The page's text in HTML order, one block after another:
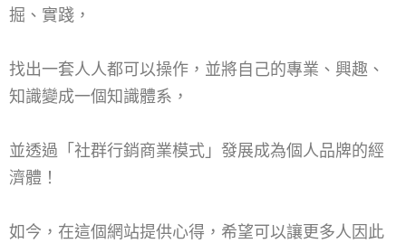
掘、實踐，
找出一套人人都可以操作，並將自己的專業、興趣、
知識變成一個知識體系，
並透過「社群行銷商業模式」發展成為個人品牌的經
濟體！
如今，在這個網站提供心得，希望可以讓更多人因此